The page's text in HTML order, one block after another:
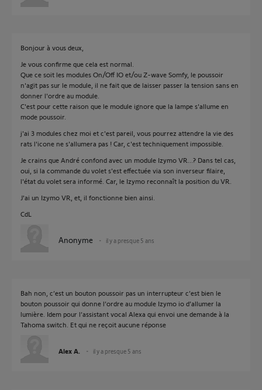
Bonjour à vous deux,
Je vous confirme que cela est normal.
Que ce soit les modules On/Off IO et/ou Z-wave Somfy, le poussoir
n'agit pas sur le module, il ne fait que de laisser passer la tension sans en
donner l'ordre au module.
C'est pour cette raison que le module ignore que la lampe s'allume en
mode poussoir.
j'ai 3 modules chez moi et c'est pareil, vous pourrez attendre la vie des
rats l'icone ne s'allumera pas ! Car, c'est techniquement impossible.
Je crains que André confond avec un module Izymo VR...? Dans tel cas,
oui, si la commande du volet s'est effectuée via son inverseur filaire,
l'état du volet sera informé. Car, le Izymo reconnaît la position du VR.
J'ai un Izymo VR, et, il fonctionne bien ainsi.
CdL
Anonyme il y a presque 5 ans
Bah non, c’est un bouton poussoir pas un interrupteur c’est bien le
bouton poussoir qui donne l’ordre au module Izymo io d’allumer la
lumière. Idem pour l’assistant vocal Alexa qui envoi une demande à la
Tahoma switch. Et qui ne reçoit aucune réponse
Alex A. il y a presque 5 ans